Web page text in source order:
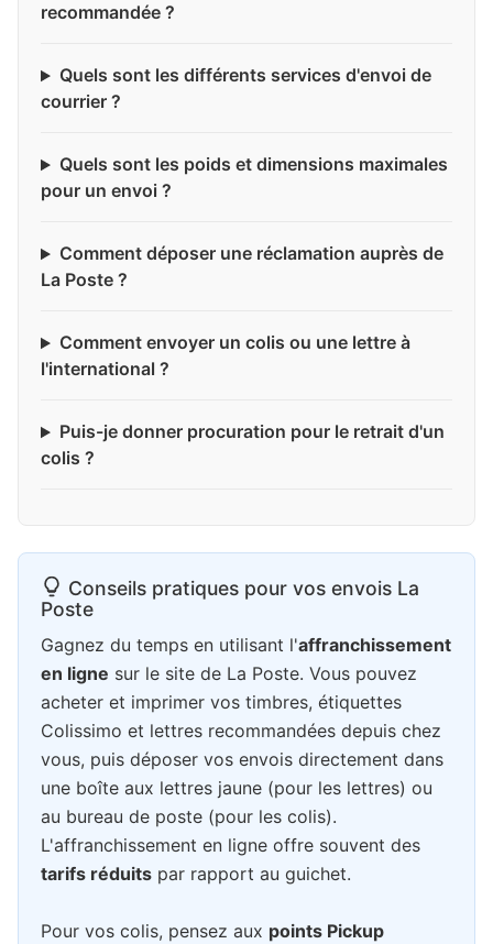
recommandée ?
Quels sont les différents services d'envoi de
courrier ?
Quels sont les poids et dimensions maximales
pour un envoi ?
Comment déposer une réclamation auprès de
La Poste ?
Comment envoyer un colis ou une lettre à
l'international ?
Puis-je donner procuration pour le retrait d'un
colis ?
Conseils pratiques pour vos envois La
Poste
Gagnez du temps en utilisant l'affranchissement
en ligne sur le site de La Poste. Vous pouvez
acheter et imprimer vos timbres, étiquettes
Colissimo et lettres recommandées depuis chez
vous, puis déposer vos envois directement dans
une boîte aux lettres jaune (pour les lettres) ou
au bureau de poste (pour les colis).
L'affranchissement en ligne offre souvent des
tarifs réduits par rapport au guichet.
Pour vos colis, pensez aux points Pickup